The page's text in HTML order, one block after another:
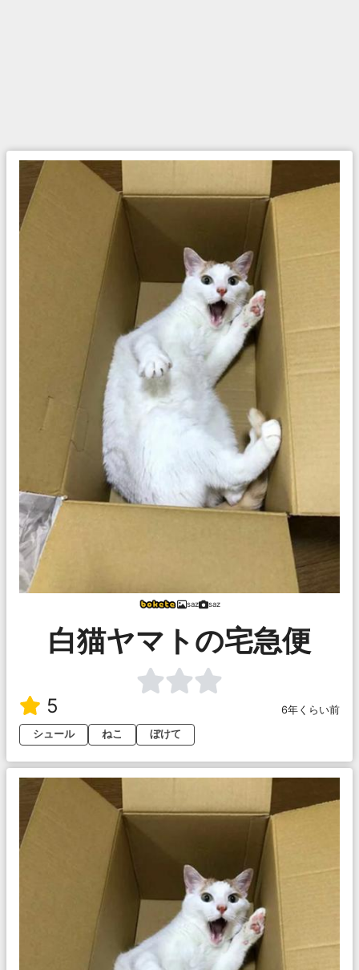
saz saz
白猫ヤマトの宅急便
5
6年くらい前
シュール
ねこ ぼけて